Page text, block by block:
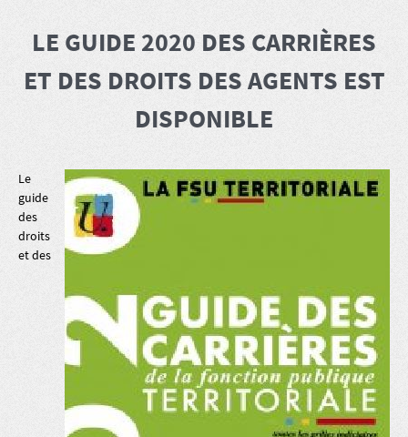
LE GUIDE 2020 DES CARRIÈRES
ET DES DROITS DES AGENTS EST
DISPONIBLE
Le
guide
des
droits
et des